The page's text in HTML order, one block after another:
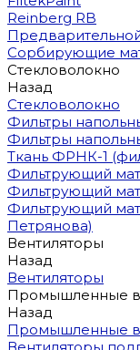
Reinberg RB
Сорбирующие
Стекловолокно
Назад
Стекловолокно
Фильтры
Фильтры
Ткань ФРНК-1
Фильтрующий
Фильтрующий
Фильтрующий
Петрянова)
Вентиляторы
Назад
Вентиляторы
Промышленные
Назад
Промышленные